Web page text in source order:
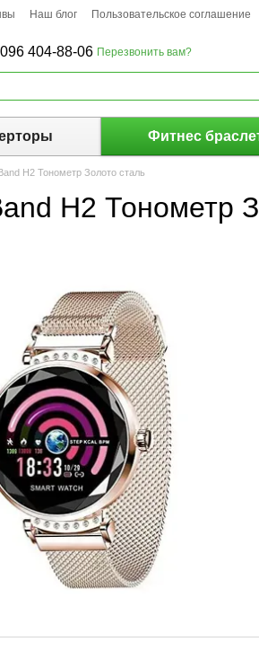
Наш блог Пользовательское соглашение
096 404-88-06 Перезвонить вам?
Фитнес
H2 Тонометр Золото сталь
H2 Тонометр